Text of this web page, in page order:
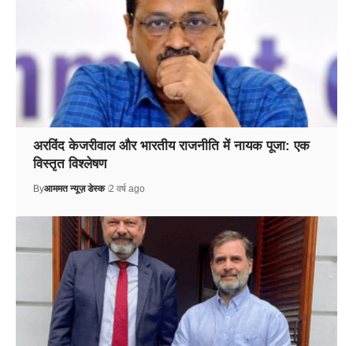
अरविंद केजरीवाल और भारतीय राजनीति में नायक पूजा: एक
विस्तृत विश्लेषण
Byआममत न्यूज़ डेस्क 2 वर्ष ago